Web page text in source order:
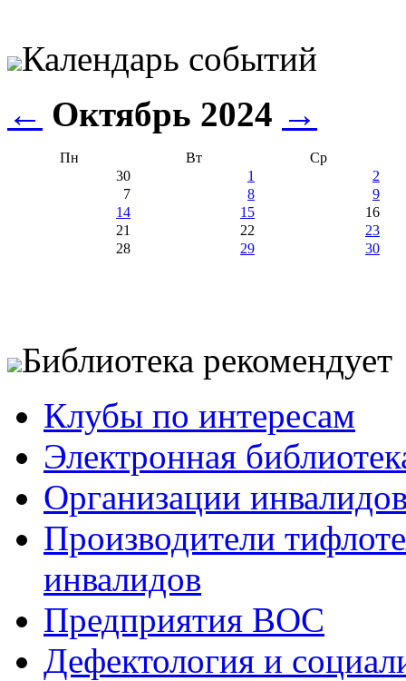
Календарь событий
← Октябрь 2024 →
Пн Вт
Ср
30
1
2
7
8
9
14
15
16
21
22
23
28
29 30
Библиотека рекомендует
Клубы по интересам
Электронная
Организации
Производители
инвалидов
Предприятия ВОС
Дефектология и